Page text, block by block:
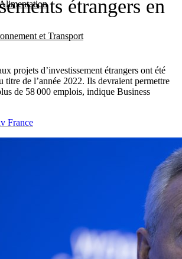
et Transport
étrangers en
projets d’investissement étrangers ont été
titre de l’année 2022. Ils devraient permettre
de 58 000 emplois, indique Business
France